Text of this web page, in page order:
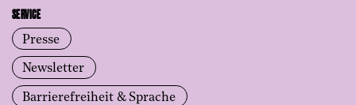
SERVICE
Presse
Newsletter
Barrierefreiheit & Sprache